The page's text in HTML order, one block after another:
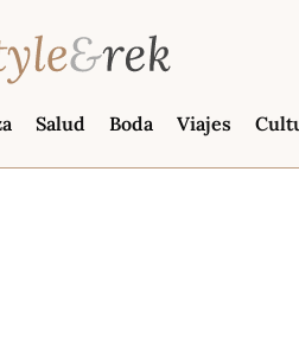
Salud Boda Viajes